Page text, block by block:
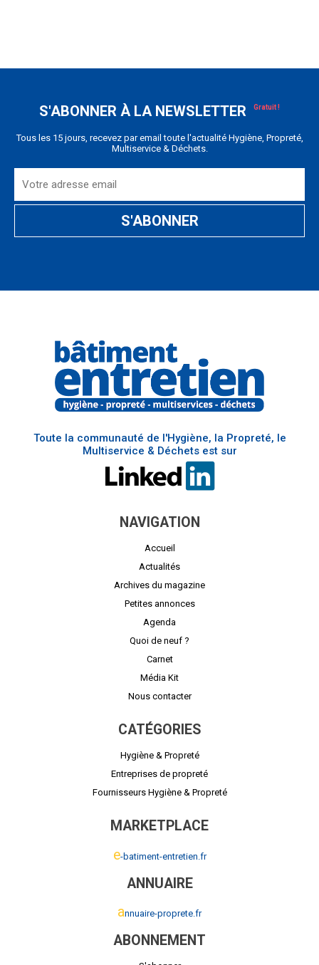
S'ABONNER À LA NEWSLETTER
Tous les 15 jours, recevez par email toute l'actualité Hygiène, Propreté,
Multiservice & Déchets.
Toute la communauté de l'Hygiène, la Propreté, le
Multiservice & Déchets est sur
NAVIGATION
Accueil
Actualités
Archives du magazine
Petites annonces
Agenda
Quoi de neuf ?
Carnet
Média Kit
Nous contacter
CATÉGORIES
Hygiène & Propreté
Entreprises de propreté
Fournisseurs Hygiène & Propreté
MARKETPLACE
e-batiment-entretien.fr
ANNUAIRE
annuaire-proprete.fr
ABONNEMENT